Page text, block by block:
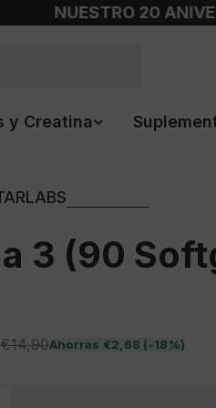
NUESTRO 20
y Creatina
3 (90
€14,90Ahorras €2,68 (-18%)